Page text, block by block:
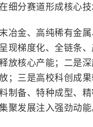
细分赛道形成核心技
冶金、高纯稀有金
现梯度化、全链条
放核心产能；二是
；三是高校科创成
制备、特种成型、
聚发展注入强劲动能